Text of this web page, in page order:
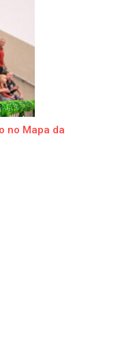
no Mapa da